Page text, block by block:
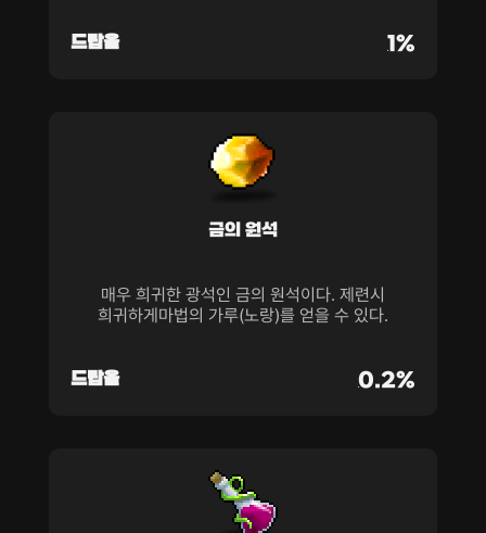
드랍율 1%
금의 원석
매우 희귀한 광석인 금의 원석이다. 제련시
희귀하게마법의 가루(노랑)를 얻을 수 있다.
드랍율 0.2%